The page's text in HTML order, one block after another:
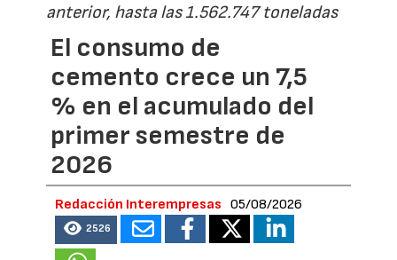
anterior, hasta las 1.562.747 toneladas
El consumo de
cemento crece un 7,5
% en el acumulado del
primer semestre de
2026
Redacción Interempresas 05/08/2026
2526